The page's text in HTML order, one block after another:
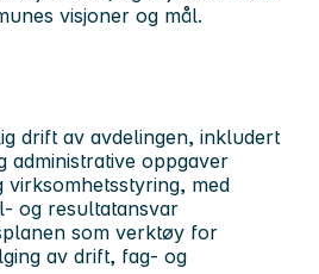
visjoner og mål.
drift av avdelingen, inkludert
administrative oppgaver
virksomhetsstyring, med
og resultatansvar
som verktøy for
av drift, fag- og